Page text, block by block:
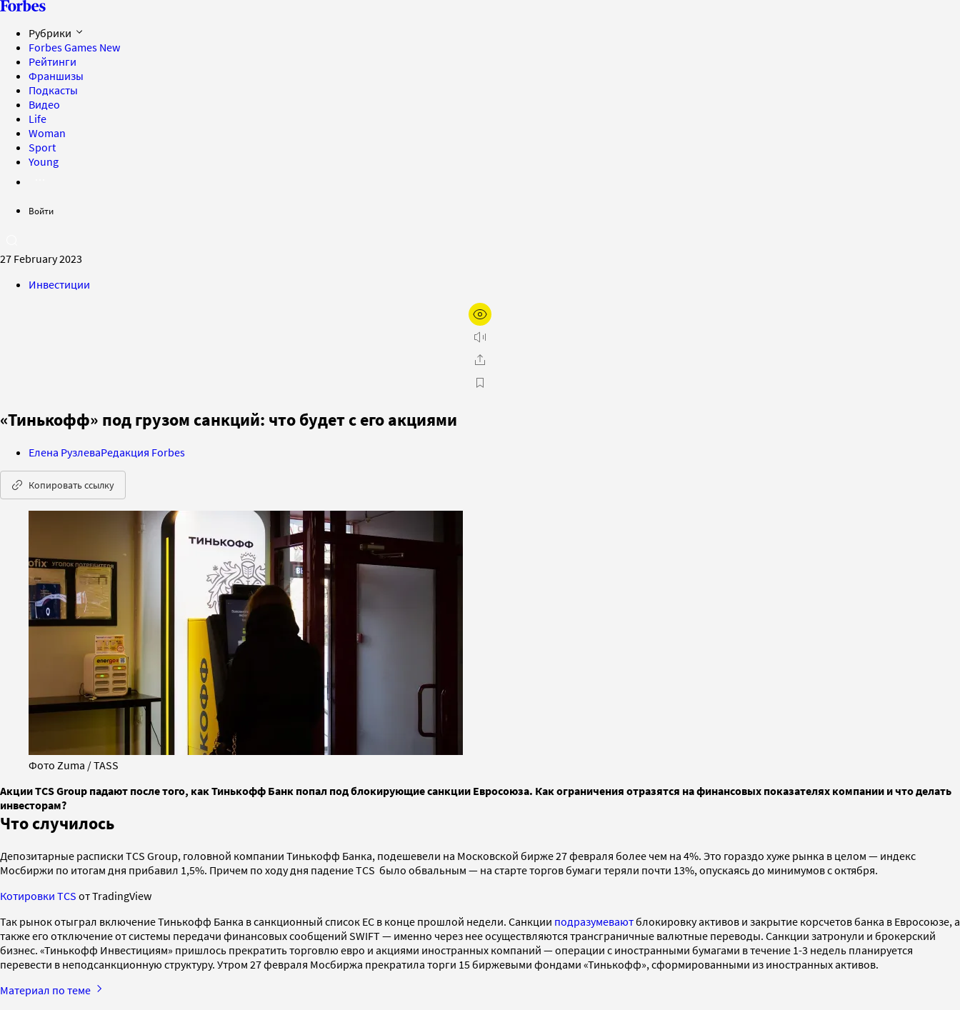
Рубрики
Forbes Games New
Рейтинги
Франшизы
Подкасты
Видео
Life
Woman
Sport
Young
Войти
27 February 2023
Инвестиции
«Тинькофф» под грузом санкций: что будет с его акциями
Елена РузлеваРедакция Forbes
Копировать ссылку
Фото Zuma / TASS
Акции TCS Group падают после того, как Тинькофф Банк попал под блокирующие санкции Евросоюза. Как ограничения отразятся на финансовых показателях компании и что делать
инвесторам?
Что случилось
Депозитарные расписки TCS Group, головной компании Тинькофф Банка, подешевели на Московской бирже 27 февраля более чем на 4%. Это гораздо хуже рынка в целом — индекс
Мосбиржи по итогам дня прибавил 1,5%. Причем по ходу дня падение TCS было обвальным — на старте торгов бумаги теряли почти 13%, опускаясь до минимумов с октября.
Котировки TCS от TradingView
Так рынок отыграл включение Тинькофф Банка в санкционный список ЕС в конце прошлой недели. Санкции подразумеваютблокировку активов и закрытие корсчетов банка в Евросоюзе, а
также его отключение от системы передачи финансовых сообщений SWIFT — именно через нее осуществляются трансграничные валютные переводы. Санкции затронули и брокерский
бизнес. «Тинькофф Инвестициям» пришлось прекратить торговлю евро и акциями иностранных компаний — операции с иностранными бумагами в течение 1-3 недель планируется
перевести в неподсанкционную структуру. Утром 27 февраля Мосбиржа прекратила торги 15 биржевыми фондами «Тинькофф», сформированными из иностранных активов.
Материал по теме